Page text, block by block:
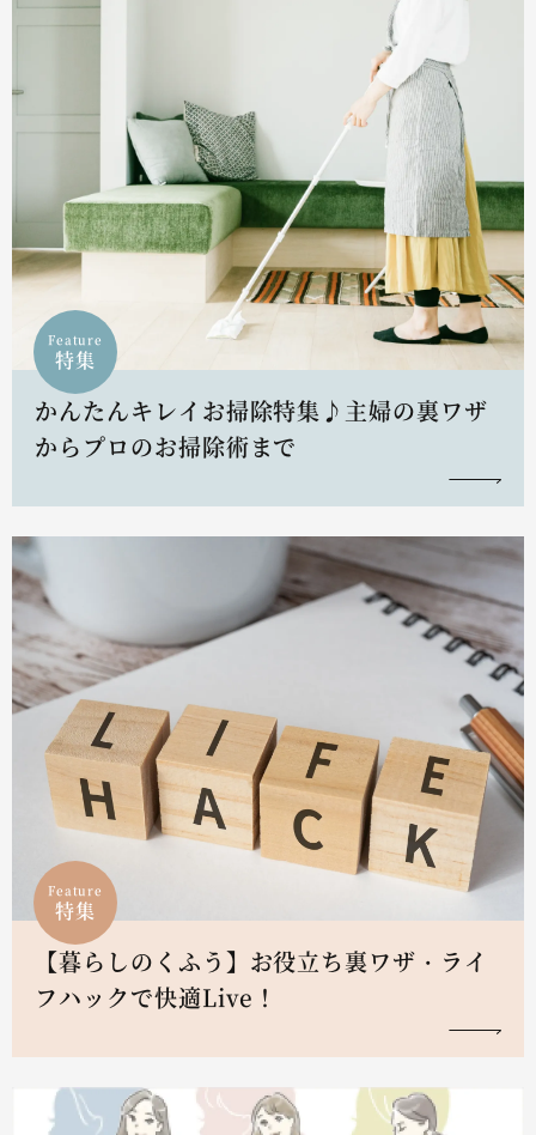
Feature
特集
かんたんキレイお掃除特集♪主婦の裏ワザ
からプロのお掃除術まで
Feature
特集
【暮らしのくふう】お役立ち裏ワザ・ライ
フハックで快適Live！